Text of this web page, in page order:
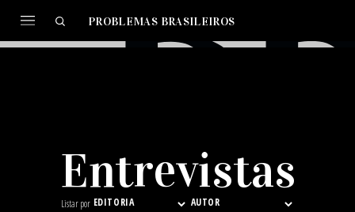
PROBLEMAS BRASILEIROS
Entrevistas
Listar por